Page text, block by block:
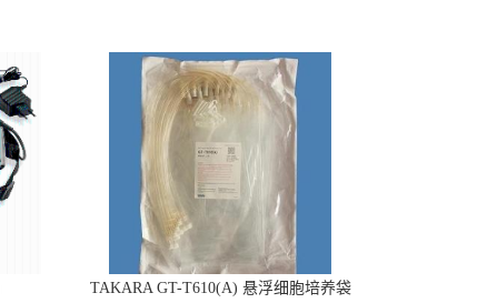
TAKARA GT-T610(A) 悬浮细胞培养袋